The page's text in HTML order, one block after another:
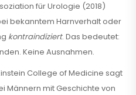
für Urologie (2018)
bekanntem Harnverhalt oder
kontraindiziert. Das bedeutet:
Keine Ausnahmen.
College of Medicine sagt
Männern mit Geschichte von